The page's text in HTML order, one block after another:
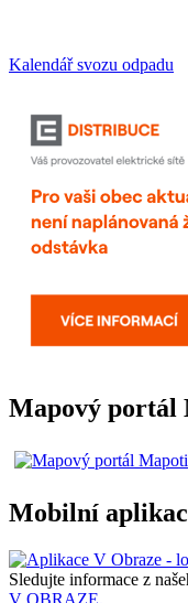
Kalendář svozu odpadu
Mapový portál
Mobilní
Sledujte informace z